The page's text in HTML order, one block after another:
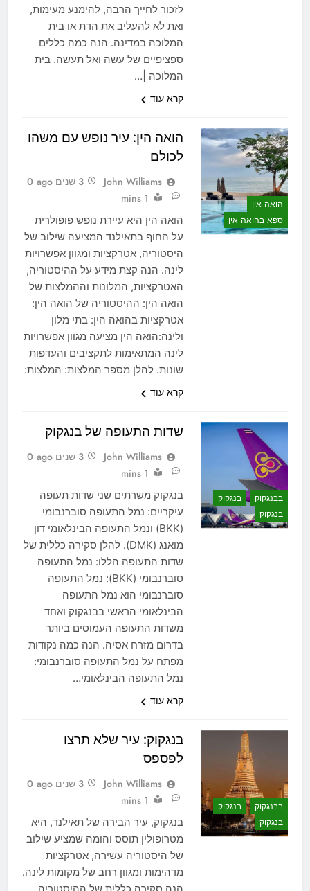
לזכור לחייך הרבה, להימנע מעימות,
ואת לא להעליב את הדת או בית
המלוכה במדינה. הנה כמה כללים
ספציפיים של עשה ואל תעשה. בית
המלוכה |…
קרא עוד
הואה אין
ספא בהואה אין
הואה הין: עיר נופש עם משהו
לכולם
John Williams 3 שנים ago
0
1 mins
הואה הין היא עיירת נופש פופולרית
על החוף בתאילנד המציעה שילוב של
היסטוריה, אטרקציות ומגוון אפשרויות
לינה. הנה קצת מידע על ההיסטוריה,
האטרקציות, המלונות וההמלצות של
הואה הין: ההיסטוריה של הואה הין:
אטרקציות בהואה הין: בתי מלון
ולינה:הואה הין מציעה מגוון אפשרויות
לינה המתאימות לתקציבים והעדפות
שונות. להלן מספר המלצות: המלצות:
קרא עוד
בבנגקוק
בנגקוק
בנגקוק
שדות התעופה של בנגקוק
John Williams 3 שנים ago
0
1 mins
בנגקוק משרתים שני שדות תעופה
עיקריים: נמל התעופה סוברנבומי
(BKK) ונמל התעופה הבינלאומי דון
מואנג (DMK). להלן סקירה כללית של
שדות התעופה הללו: נמל התעופה
סוברנבומי (BKK): נמל התעופה
סוברנבומי הוא נמל התעופה
הבינלאומי הראשי בבנגקוק ואחד
משדות התעופה העמוסים ביותר
בדרום מזרח אסיה. הנה כמה נקודות
מפתח על נמל התעופה סוברנבומי:
נמל התעופה הבינלאומי…
קרא עוד
בבנגקוק
בנגקוק
בנגקוק
בנגקוק: עיר שלא תרצו
לפספס
John Williams 3 שנים ago
0
1 mins
בנגקוק, עיר הבירה של תאילנד, היא
מטרופולין תוסס והומה שמציע שילוב
של היסטוריה עשירה, אטרקציות
מדהימות ומגוון רחב של מקומות לינה.